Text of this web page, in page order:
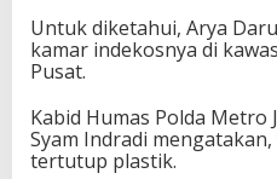
Untuk diketahui, Arya
kamar indekosnya di
Pusat.
Kabid Humas Polda Metro
Syam Indradi
tertutup plastik.